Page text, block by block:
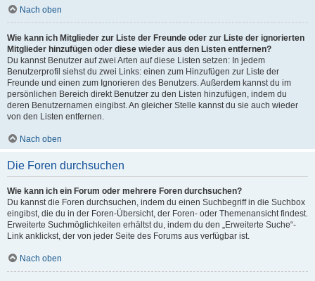
Nach oben
Wie kann ich Mitglieder zur Liste der Freunde oder zur Liste der ignorierten
Mitglieder hinzufügen oder diese wieder aus den Listen entfernen?
Du kannst Benutzer auf zwei Arten auf diese Listen setzen: In jedem
Benutzerprofil siehst du zwei Links: einen zum Hinzufügen zur Liste der
Freunde und einen zum Ignorieren des Benutzers. Außerdem kannst du im
persönlichen Bereich direkt Benutzer zu den Listen hinzufügen, indem du
deren Benutzernamen eingibst. An gleicher Stelle kannst du sie auch wieder
von den Listen entfernen.
Nach oben
Die Foren durchsuchen
Wie kann ich ein Forum oder mehrere Foren durchsuchen?
Du kannst die Foren durchsuchen, indem du einen Suchbegriff in die Suchbox
eingibst, die du in der Foren-Übersicht, der Foren- oder Themenansicht findest.
Erweiterte Suchmöglichkeiten erhältst du, indem du den „Erweiterte Suche“-
Link anklickst, der von jeder Seite des Forums aus verfügbar ist.
Nach oben